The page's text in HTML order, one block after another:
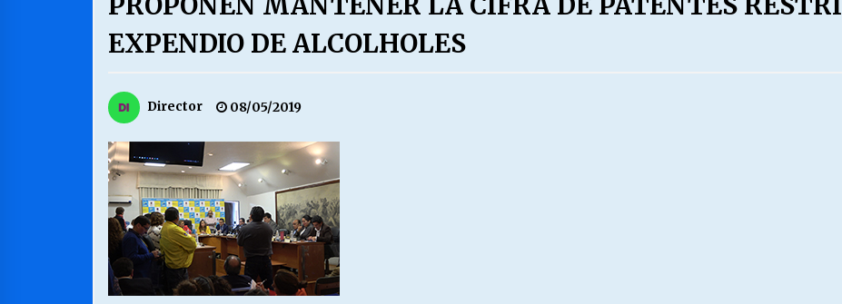
03/08/2026 28/07/2026
13/07/2026
VOLVER A SER ALTERNATIVA
16/06/2026
S.O.S. a los ricos, Save Our Souls
(Salvar Nuestras Almas)
30/04/2026
EXPENDIO DE ALCOLHOLES
Director 08/05/2019